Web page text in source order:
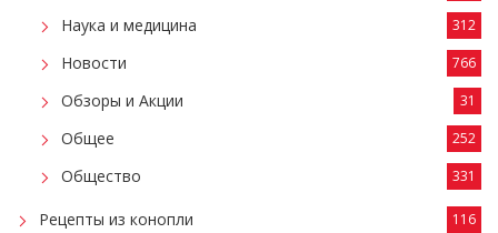
Наука и медицина 312
Новости 766
Обзоры и Акции 31
Общее 252
Общество 331
Рецепты из конопли 116